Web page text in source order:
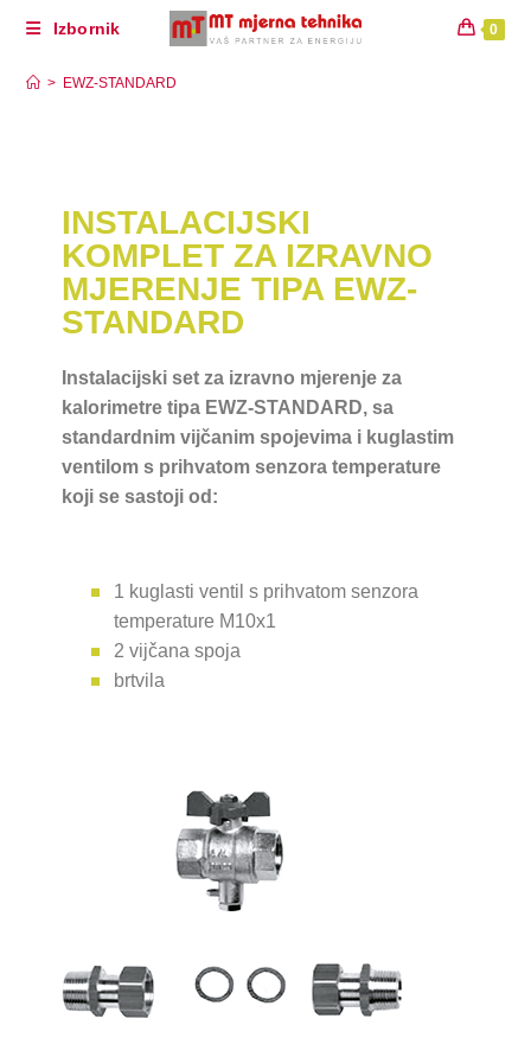
Izbornik 0
> EWZ-STANDARD
INSTALACIJSKI
KOMPLET ZA IZRAVNO
MJERENJE TIPA EWZ-
STANDARD
Instalacijski set za izravno mjerenje za
kalorimetre tipa EWZ-STANDARD, sa
standardnim vijčanim spojevima i kuglastim
ventilom s prihvatom senzora temperature
koji se sastoji od:
1 kuglasti ventil s prihvatom senzora
temperature M10x1
2 vijčana spoja
brtvila